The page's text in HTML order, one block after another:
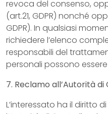
revoca del consenso,
(art.21, GDPR) nonché
GDPR). In qualsiasi
richiedere l’elenco
responsabili del
personali possono
7. Reclamo all’Autorità
L’interessato ha il diritto